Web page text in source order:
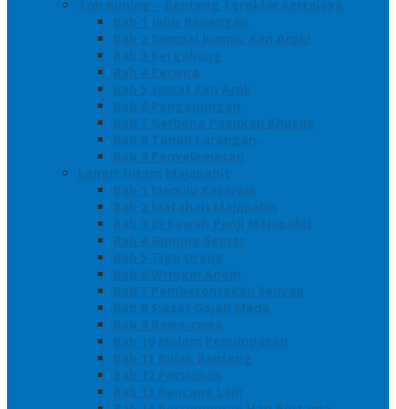
Toh Kuning – Benteng Terakhir Kertajaya
Bab 1 Jalur Banengan
Bab 2 Sampai Jumpa, Ken Arok!
Bab 3 Bergabung
Bab 4 Perwira
Bab 5 Siasat Ken Arok
Bab 6 Pengepungan
Bab 7 Gerbang Pasukan Khusus
Bab 8 Tanah Larangan
Bab 9 Penyelamatan
Langit Hitam Majapahit
Bab 1 Menuju Kotaraja
Bab 2 Matahari Majapahit
Bab 3 Di Bawah Panji Majapahit
Bab 4 Gunung Semar
Bab 5 Tiga Orang
Bab 6 Wringin Anom
Bab 7 Pemberontakan Senyap
Bab 8 Siasat Gajah Mada
Bab 9 Rawa-rawa
Bab 10 Malam Penumpasan
Bab 11 Bulak Banteng
Bab 12 Persiapan
Bab 13 Rencana Lain